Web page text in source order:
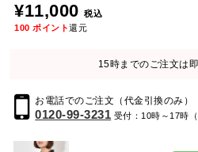
¥11,000 税込
100 ポイント還元
15時までのご注文は
お電話でのご注文（代金引換のみ）
0120-99-3231 受付：10時～17時（